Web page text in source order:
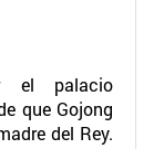
el palacio
que Gojong
del Rey.